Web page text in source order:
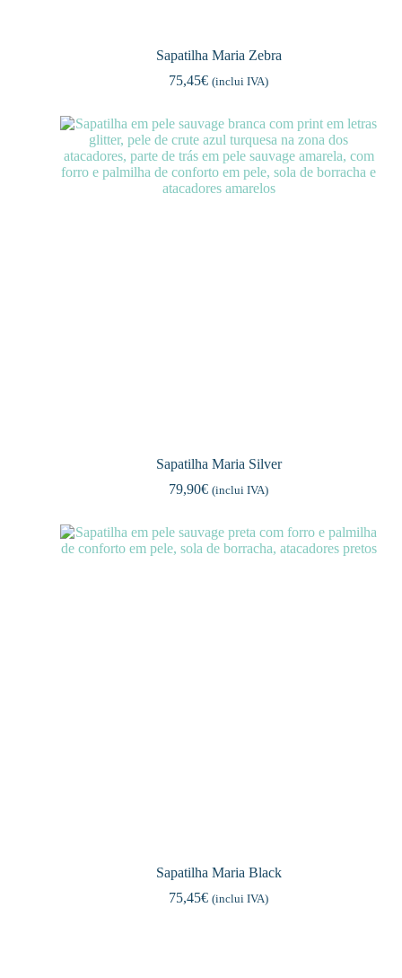
Sapatilha Maria Zebra
75,45€ (inclui IVA)
Sapatilha Maria Silver
79,90€ (inclui IVA)
Sapatilha Maria Black
75,45€ (inclui IVA)